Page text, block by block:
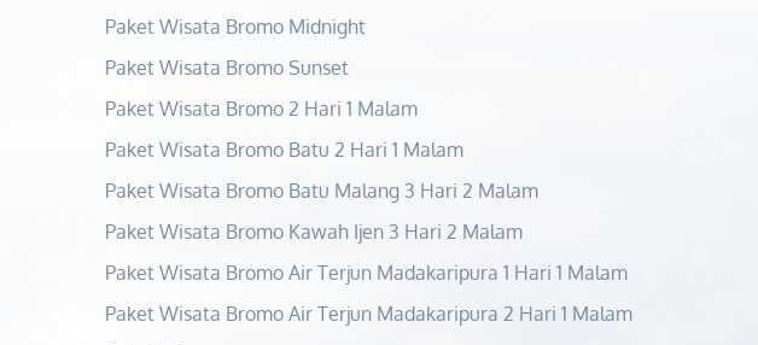
Paket Wisata Bromo Midnight
Paket Wisata Bromo Sunset
Paket Wisata Bromo 2 Hari 1 Malam
Paket Wisata Bromo Batu 2 Hari 1 Malam
Paket Wisata Bromo Batu Malang 3 Hari 2 Malam
Paket Wisata Bromo Kawah Ijen 3 Hari 2 Malam
Paket Wisata Bromo Air Terjun Madakaripura 1 Hari 1 Malam
Paket Wisata Bromo Air Terjun Madakaripura 2 Hari 1 Malam